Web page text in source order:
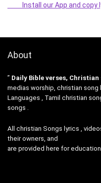
Install our App and copy
About
” Daily Bible verses,
medias worship, christian song
Languages , Tamil christian
songs .
All christian Songs lyrics ,
their owners, and
are provided here for